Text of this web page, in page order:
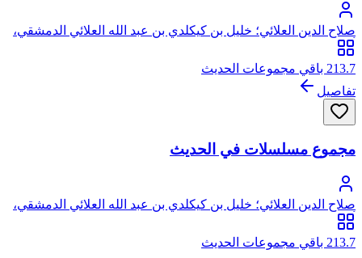
صلاح الدين العلائي؛ خليل بن كيكلدي بن عبد الله العلائي الدمشقي،
أبو سعيد، صلاح الدين
213.7 باقي مجموعات الحديث
تفاصيل
مجموع مسلسلات في الحديث
صلاح الدين العلائي؛ خليل بن كيكلدي بن عبد الله العلائي الدمشقي،
أبو سعيد، صلاح الدين
213.7 باقي مجموعات الحديث